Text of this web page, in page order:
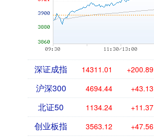
深证成指 14311.01 +200.89
沪深300 4694.44 +43.13
北证50 1134.24 +11.37
创业板指 3563.12 +47.56